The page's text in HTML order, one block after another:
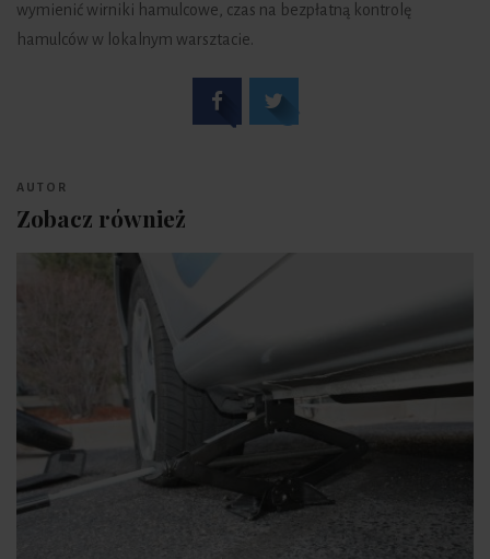
wymienić wirniki hamulcowe, czas na bezpłatną kontrolę
hamulców w lokalnym warsztacie.
AUTOR
Zobacz również